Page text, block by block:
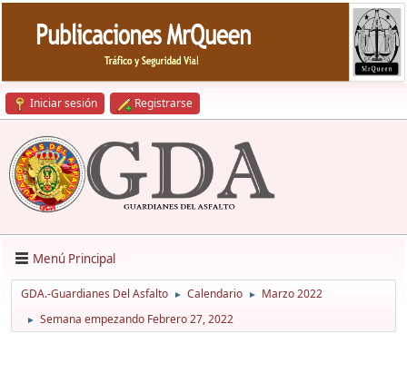
Iniciar sesión Registrarse
Menú Principal
GDA.-Guardianes Del Asfalto ► Calendario ► Marzo 2022
► Semana empezando Febrero 27, 2022